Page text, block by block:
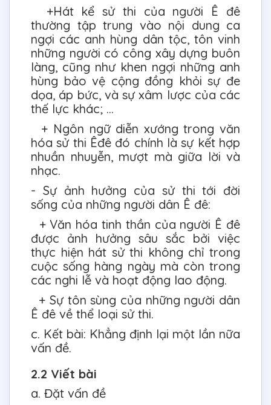
+Hát kể sử thi của người Ê đê
thường tập trung vào nội dung ca
ngợi các anh hùng dân tộc, tôn vinh
những người có công xây dựng buôn
làng, cũng như khen ngợi những anh
hùng bảo vệ cộng đồng khỏi sự đe
dọa, áp bức, và sự xâm lược của các
thế lực khác; …
+ Ngôn ngữ diễn xướng trong văn
hóa sử thi Êđê đó chính là sự kết hợp
nhuần nhuyễn, mượt mà giữa lời và
nhạc.
- Sự ảnh hưởng của sử thi tới đời
sống của những người dân Ê đê:
+ Văn hóa tinh thần của người Ê đê
được ảnh hưởng sâu sắc bởi việc
thực hiện hát sử thi không chỉ trong
cuộc sống hàng ngày mà còn trong
các nghi lễ và hoạt động lao động.
+ Sự tôn sùng của những người dân
Ê đê về thể loại sử thi.
c. Kết bài: Khẳng định lại một lần nữa
vấn đề.
2.2 Viết bài
a. Đặt vấn đề